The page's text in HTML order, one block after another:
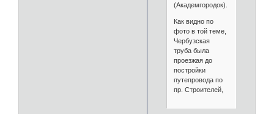
(Академгородок).
Как видно по
фото в той теме,
Чербузская
труба была
проезжая до
постройки
путепровода по
пр. Строителей,